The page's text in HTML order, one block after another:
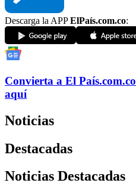
Descarga la APPElPaís.com.co:
Convierta a El País.com.co
aquí
Noticias
Destacadas
Noticias Destacadas